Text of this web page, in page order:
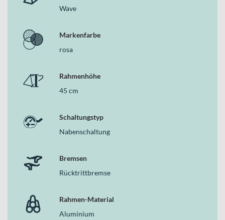
Wave
Markenfarbe
rosa
Rahmenhöhe
45 cm
Schaltungstyp
Nabenschaltung
Bremsen
Rücktrittbremse
Rahmen-Material
Aluminium